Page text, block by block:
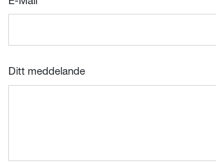
Ditt meddelande